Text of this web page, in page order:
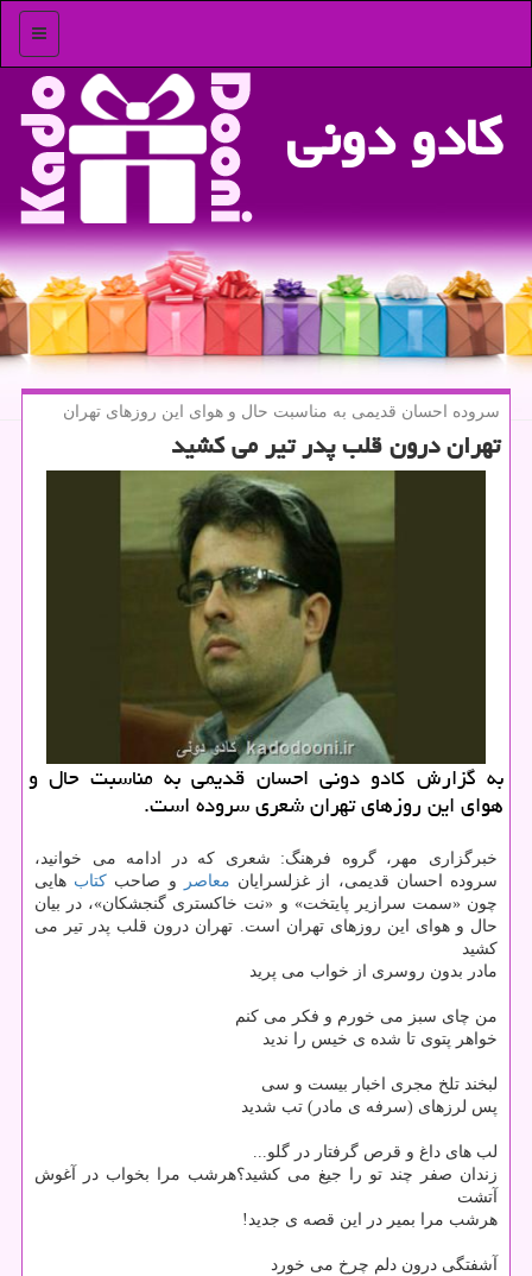
منو
كادو دونی
سروده احسان قدیمی به مناسبت حال و هوای این روزهای تهران
تهران درون قلب پدر تیر می كشید
به گزارش كادو دونی احسان قدیمی به مناسبت حال و
هوای این روزهای تهران شعری سروده است.
خبرگزاری مهر، گروه فرهنگ: شعری كه در ادامه می خوانید،
سروده احسان قدیمی، از غزلسرایان معاصر و صاحب كتاب هایی
چون «سمت سرازیر پایتخت» و «نت خاكستری گنجشكان»، در بیان
حال و هوای این روزهای تهران است. تهران درون قلب پدر تیر می
كشید
مادر بدون روسری از خواب می پرید
من چای سبز می خورم و فكر می كنم
خواهر پتوی تا شده ی خیس را ندید
لبخند تلخ مجری اخبار بیست و سی
پس لرزهای (سرفه ی مادر) تب شدید
لب های داغ و قرص گرفتار در گلو...
زندان صفر چند تو را جیغ می كشید؟هرشب مرا بخواب در آغوش
آتشت
هرشب مرا بمیر در این قصه ی جدید!
آشفتگی درون دلم چرخ می خورد